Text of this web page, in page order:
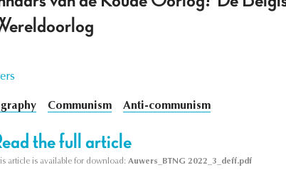
Communism Anti-communism
the full article
article is available for download: Auwers_BTNG 2022_3_deff.pdf